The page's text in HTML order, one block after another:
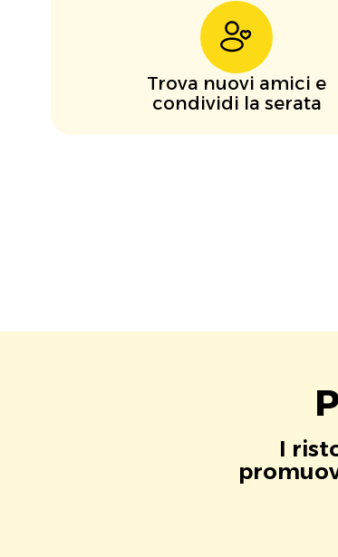
Trova nuovi amici e
condividi la serata
I